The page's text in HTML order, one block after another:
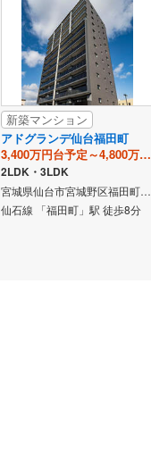
新築マンション
アドグランデ仙台福田町
3,400万円台予定～4,800万円台予定
2LDK・3LDK
宮城県仙台市宮城野区福田町二丁目504-1、504-9、504-10、504-12（地番）
仙石線 「福田町」駅 徒歩8分